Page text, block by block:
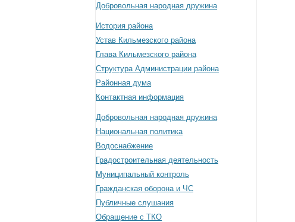
Добровольная народная дружина
История района
Устав Кильмезского района
Глава Кильмезского района
Структура Администрации района
Районная дума
Контактная информация
Добровольная народная дружина
Национальная политика
Водоснабжение
Градостроительная деятельность
Муниципальный контроль
Гражданская оборона и ЧС
Публичные слушания
Обращение с ТКО